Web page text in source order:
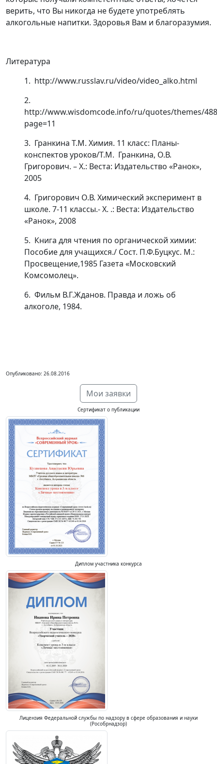
верить, что Вы никогда не будете употреблять
алкогольные напитки. Здоровья Вам и благоразумия.
Литература
1. http://www.russlav.ru/video/video_alko.html
2.
http://www.wisdomcode.info/ru/quotes/themes/
page=11
3. Гранкина Т.М. Химия. 11 класс: Планы-
конспектов уроков/Т.М. Гранкина, О.В.
Григорович. – Х.: Веста: Издательство «Ранок»,
2005
4. Григорович О.В. Химический эксперимент в
школе. 7-11 классы.- Х. .: Веста: Издательство
«Ранок», 2008
5. Книга для чтения по органической химии:
Пособие для учащихся./ Сост. П.Ф.Буцкус. М.:
Просвещение,1985 Газета «Московский
Комсомолец».
6. Фильм В.Г.Жданов. Правда и ложь об
алкоголе, 1984.
Опубликовано: 26.08.2016
Мои заявки
Сертификат о публикации
Диплом участника конкурса
Лицензия Федеральной службы по надзору в сфере образования и науки
(Рособрнадзор)